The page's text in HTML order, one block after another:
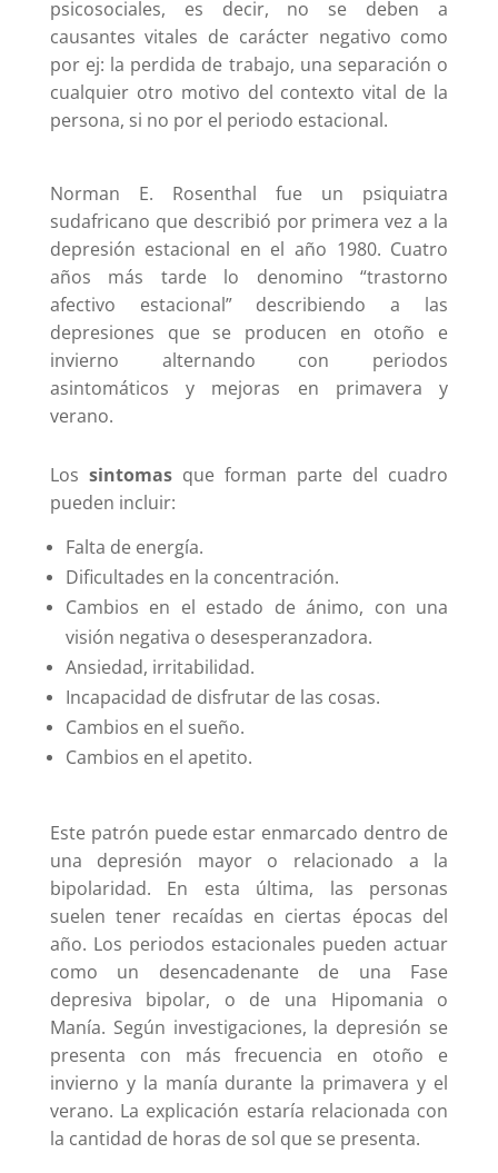
psicosociales, es decir, no se deben a
causantes vitales de carácter negativo como
por ej: la perdida de trabajo, una separación o
cualquier otro motivo del contexto vital de la
persona, si no por el periodo estacional.
Norman E. Rosenthal fue un psiquiatra
sudafricano que describió por primera vez a la
depresión estacional en el año 1980. Cuatro
años más tarde lo denomino “trastorno
afectivo estacional” describiendo a las
depresiones que se producen en otoño e
invierno alternando con periodos
asintomáticos y mejoras en primavera y
verano.
Los sintomasque forman parte del cuadro
pueden incluir:
Falta de energía.
Dificultades en la concentración.
Cambios en el estado de ánimo, con una
visión negativa o desesperanzadora.
Ansiedad, irritabilidad.
Incapacidad de disfrutar de las cosas.
Cambios en el sueño.
Cambios en el apetito.
Este patrón puede estar enmarcado dentro de
una depresión mayor o relacionado a la
bipolaridad. En esta última, las personas
suelen tener recaídas en ciertas épocas del
año. Los periodos estacionales pueden actuar
como un desencadenante de una Fase
depresiva bipolar, o de una Hipomania o
Manía. Según investigaciones, la depresión se
presenta con más frecuencia en otoño e
invierno y la manía durante la primavera y el
verano. La explicación estaría relacionada con
la cantidad de horas de sol que se presenta.